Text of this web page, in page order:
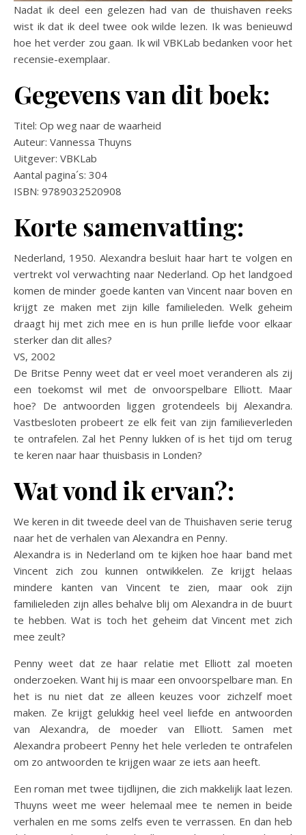
Nadat ik deel een gelezen had van de thuishaven reeks
wist ik dat ik deel twee ook wilde lezen. Ik was benieuwd
hoe het verder zou gaan. Ik wil VBKLab bedanken voor het
recensie-exemplaar.
Gegevens van dit boek:
Titel: Op weg naar de waarheid
Auteur: Vannessa Thuyns
Uitgever: VBKLab
Aantal pagina´s: 304
ISBN: 9789032520908
Korte samenvatting:
Nederland, 1950. Alexandra besluit haar hart te volgen en
vertrekt vol verwachting naar Nederland. Op het landgoed
komen de minder goede kanten van Vincent naar boven en
krijgt ze maken met zijn kille familieleden. Welk geheim
draagt hij met zich mee en is hun prille liefde voor elkaar
sterker dan dit alles?
VS, 2002
De Britse Penny weet dat er veel moet veranderen als zij
een toekomst wil met de onvoorspelbare Elliott. Maar
hoe? De antwoorden liggen grotendeels bij Alexandra.
Vastbesloten probeert ze elk feit van zijn familieverleden
te ontrafelen. Zal het Penny lukken of is het tijd om terug
te keren naar haar thuisbasis in Londen?
Wat vond ik ervan?:
We keren in dit tweede deel van de Thuishaven serie terug
naar het de verhalen van Alexandra en Penny.
Alexandra is in Nederland om te kijken hoe haar band met
Vincent zich zou kunnen ontwikkelen. Ze krijgt helaas
mindere kanten van Vincent te zien, maar ook zijn
familieleden zijn alles behalve blij om Alexandra in de buurt
te hebben. Wat is toch het geheim dat Vincent met zich
mee zeult?
Penny weet dat ze haar relatie met Elliott zal moeten
onderzoeken. Want hij is maar een onvoorspelbare man. En
het is nu niet dat ze alleen keuzes voor zichzelf moet
maken. Ze krijgt gelukkig heel veel liefde en antwoorden
van Alexandra, de moeder van Elliott. Samen met
Alexandra probeert Penny het hele verleden te ontrafelen
om zo antwoorden te krijgen waar ze iets aan heeft.
Een roman met twee tijdlijnen, die zich makkelijk laat lezen.
Thuyns weet me weer helemaal mee te nemen in beide
verhalen en me soms zelfs even te verrassen. En dan heb